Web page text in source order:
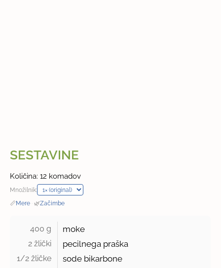
SESTAVINE
Količina: 12 komadov
Množilnik:
📏Mere · 🌿Začimbe
400 g moke
2 žlički pecilnega praška
1/2 žličke sode bikarbone